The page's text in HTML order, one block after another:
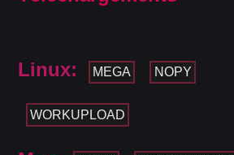
Linux: MEGA NOPY
WORKUPLOAD